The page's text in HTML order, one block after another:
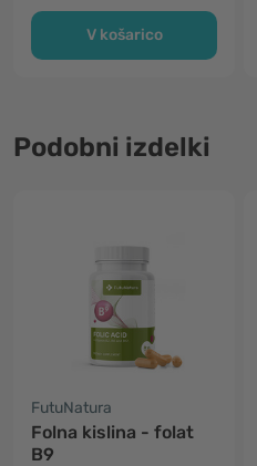
V košarico
Podobni izdelki
FutuNatura
Folna kislina - folat
B9